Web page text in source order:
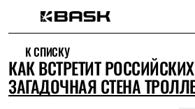
Интернет-магазин
Мужская одежда
Утепленная пухом
Куртки
К СПИСКУ
КАК ВСТРЕТИТ
ЗАГАДОЧНАЯ СТЕНА